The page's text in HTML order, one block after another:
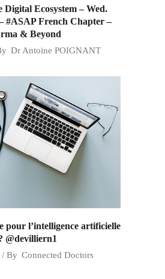
Digital Ecosystem – Wed.
#ASAP French Chapter –
& Beyond
Dr Antoine POIGNANT
pour l’intelligence artificielle
@devilliern1
By Connected Doctors